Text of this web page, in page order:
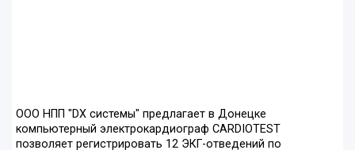
ООО НПП "DX системы" предлагает в Донецке
компьютерный электрокардиограф CARDIOTEST
позволяет регистрировать 12 ЭКГ-отведений по